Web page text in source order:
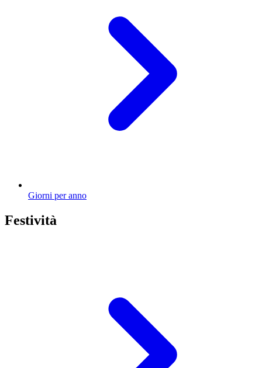
Giorni per anno
Festività